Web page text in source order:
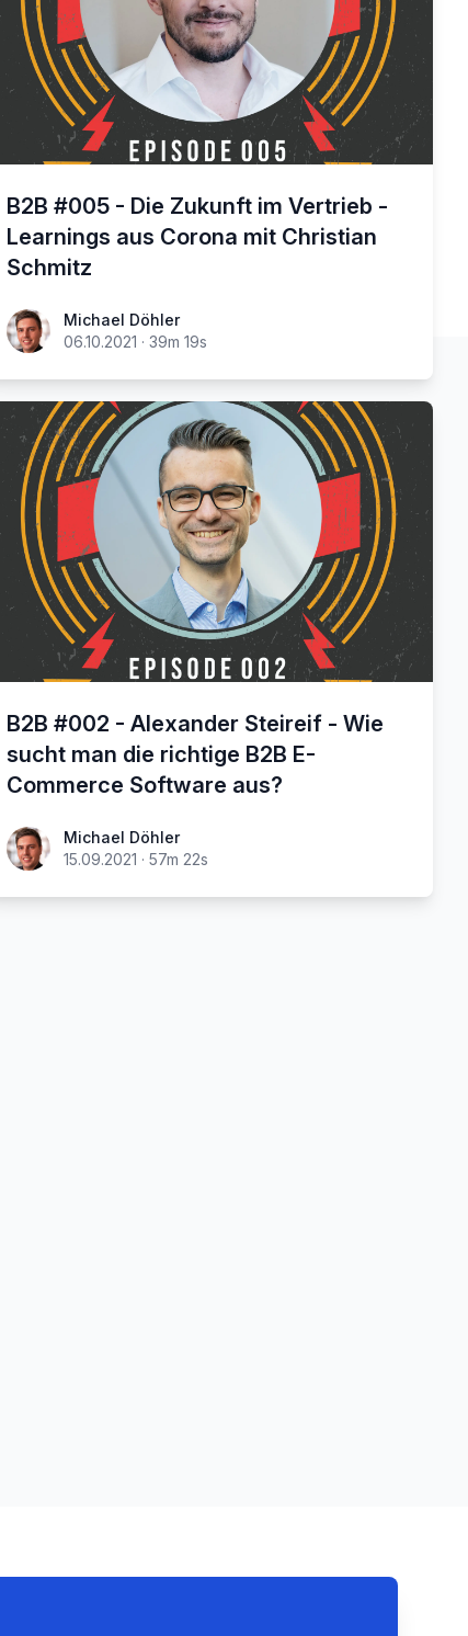
B2B #005 - Die Zukunft im Vertrieb -
Learnings aus Corona mit Christian
Schmitz
Michael Döhler
06.10.2021 · 39m 19s
B2B #002 - Alexander Steireif - Wie
sucht man die richtige B2B E-
Commerce Software aus?
Michael Döhler
15.09.2021 · 57m 22s